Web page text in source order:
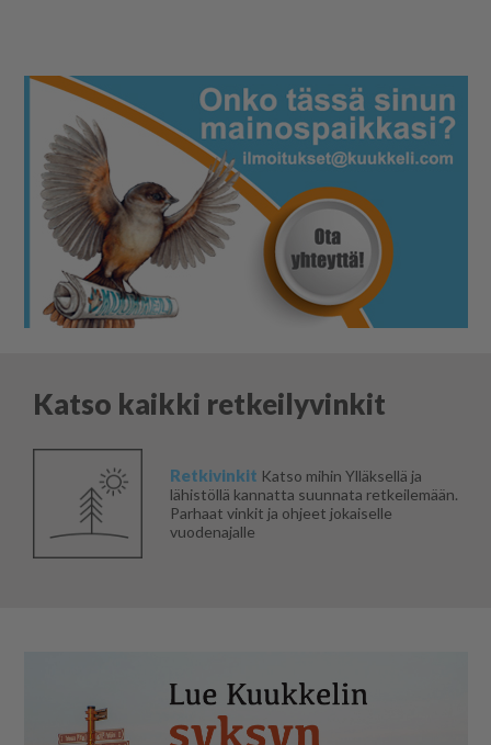
Katso kaikki retkeilyvinkit
Retkivinkit Katso mihin Ylläksellä ja
lähistöllä kannatta suunnata retkeilemään.
Parhaat vinkit ja ohjeet jokaiselle
vuodenajalle